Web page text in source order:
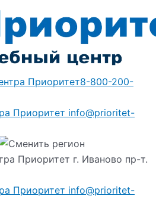
8-800-200-
info@prioritet-
г. Иваново пр-т.
info@prioritet-